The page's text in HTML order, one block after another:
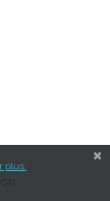
plus.